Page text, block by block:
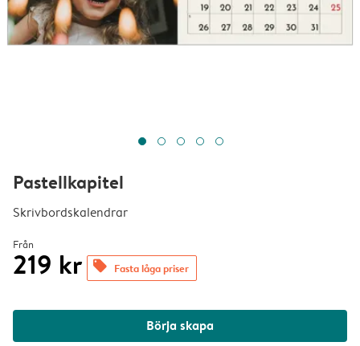
Pastellkapitel
Skrivbordskalendrar
Från
219 kr offers Fasta låga priser
Börja skapa